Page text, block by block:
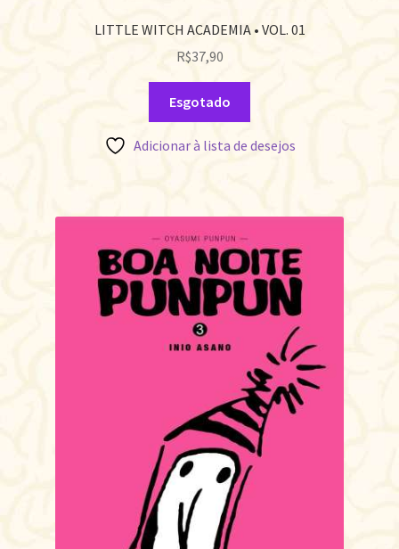
LITTLE WITCH ACADEMIA • VOL. 01
R$37,90
Esgotado
Adicionar à lista de desejos